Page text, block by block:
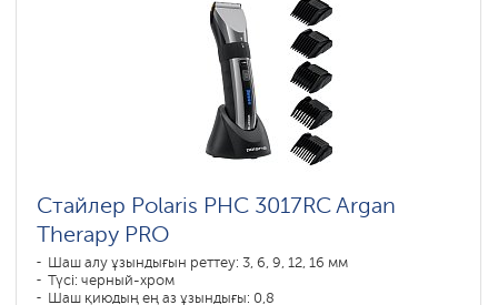
Стайлер Polaris PHC 3017RC Argan
Therapy PRO
Шаш алу ұзындығын реттеу: 3, 6, 9, 12, 16 мм
Түсі: черный-хром
Шаш қиюдың ең аз ұзындығы: 0,8